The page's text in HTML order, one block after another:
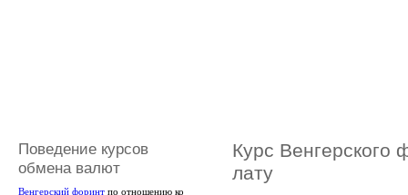
Поведение курсов
обмена валют
Венгерский форинт по отношению ко
Курс Венгерского
лату